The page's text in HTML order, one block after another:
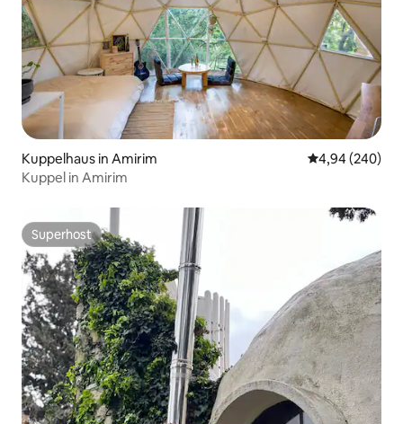
Kuppelhaus in Amirim
4,94 (240)
Kuppel in Amirim
Superhost
Superhost